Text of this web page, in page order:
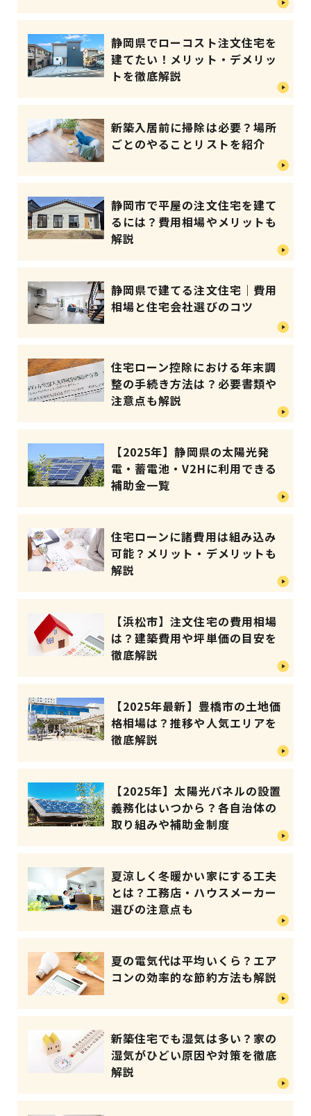
静岡県でローコスト注文住宅を
建てたい！メリット・デメリッ
トを徹底解説
新築入居前に掃除は必要？場所
ごとのやることリストを紹介
静岡市で平屋の注文住宅を建て
るには？費用相場やメリットも
解説
静岡県で建てる注文住宅｜費用
相場と住宅会社選びのコツ
住宅ローン控除における年末調
整の手続き方法は？必要書類や
注意点も解説
【2025年】静岡県の太陽光発
電・蓄電池・V2Hに利用できる
補助金一覧
住宅ローンに諸費用は組み込み
可能？メリット・デメリットも
解説
【浜松市】注文住宅の費用相場
は？建築費用や坪単価の目安を
徹底解説
【2025年最新】豊橋市の土地価
格相場は？推移や人気エリアを
徹底解説
【2025年】太陽光パネルの設置
義務化はいつから？各自治体の
取り組みや補助金制度
夏涼しく冬暖かい家にする工夫
とは？工務店・ハウスメーカー
選びの注意点も
夏の電気代は平均いくら？エア
コンの効率的な節約方法も解説
新築住宅でも湿気は多い？家の
湿気がひどい原因や対策を徹底
解説